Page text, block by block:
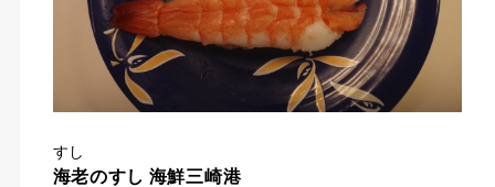
すし
海老のすし 海鮮三崎港